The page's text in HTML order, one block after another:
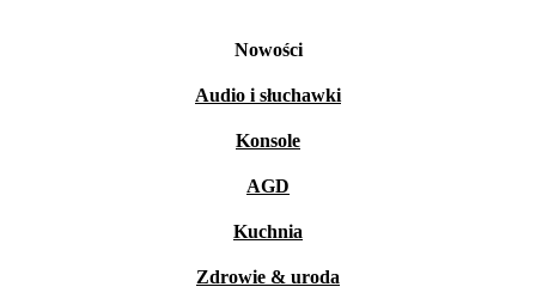
Nowości
Audio i słuchawki
Konsole
AGD
Kuchnia
Zdrowie & uroda